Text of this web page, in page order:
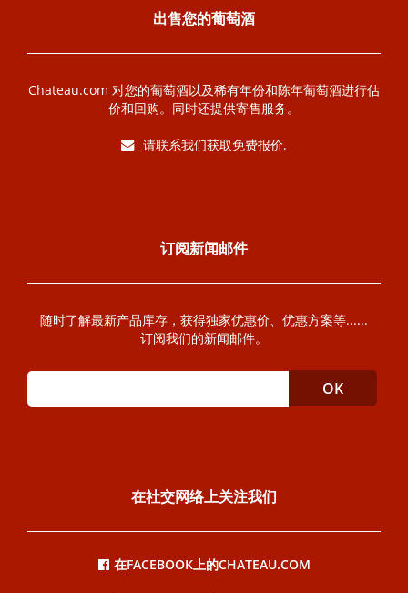
出售您的葡萄酒
Chateau.com 对您的葡萄酒以及稀有年份和陈年葡萄酒进行估
价和回购。同时还提供寄售服务。
请联系我们获取免费报价.
订阅新闻邮件
随时了解最新产品库存，获得独家优惠价、优惠方案等......
订阅我们的新闻邮件。
在社交网络上关注我们
在FACEBOOK上的CHATEAU.COM